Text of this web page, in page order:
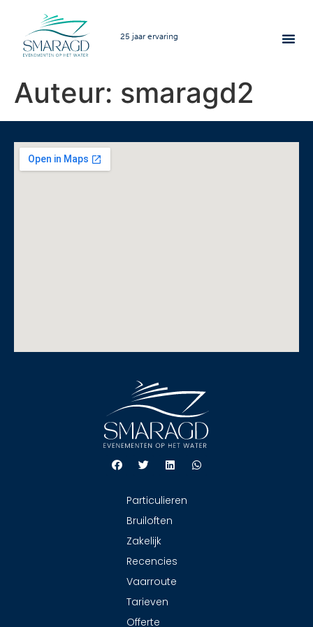
25 jaar ervaring
Auteur: smaragd2
Particulieren
Bruiloften
Zakelijk
Recencies
Vaarroute
Tarieven
Offerte